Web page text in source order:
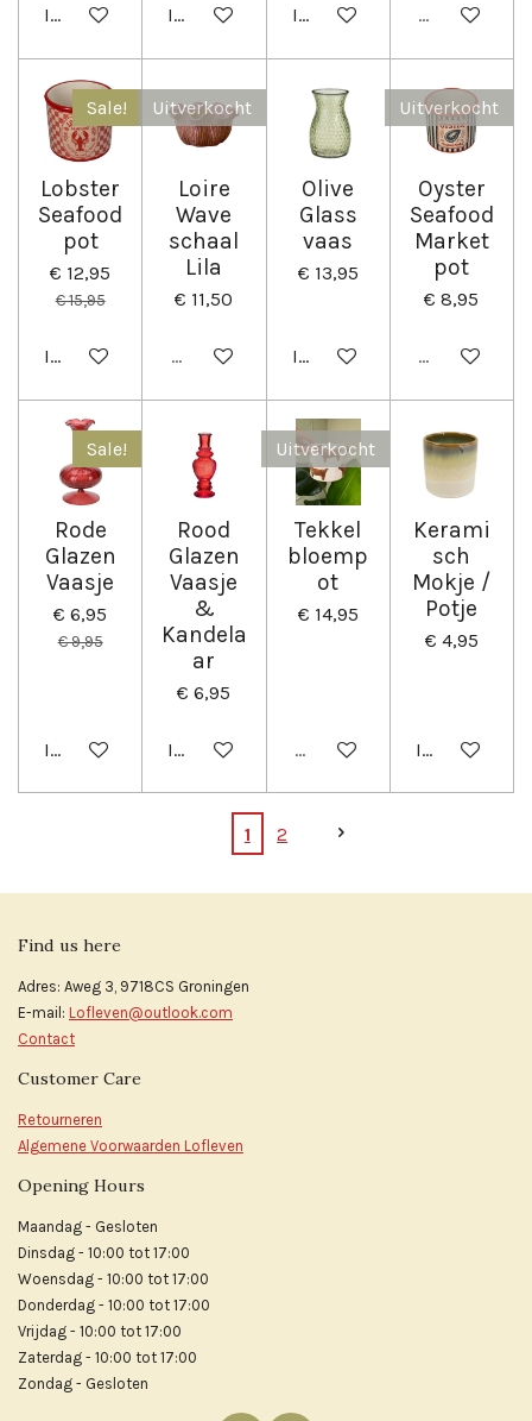
In winkelwagenIn winkelwagenIn winkelwagenUitverkocht
Sale!
Lobster
Seafood
pot
€ 12,95
€ 15,95
In winkelwagen
Uitverkocht
Loire
Wave
schaal
Lila
€ 11,50
Uitverkocht
Olive
Glass
vaas
€ 13,95
In winkelwagen
Uitverkocht
Oyster
Seafood
Market
pot
€ 8,95
Uitverkocht
Sale!
Rode
Glazen
Vaasje
€ 6,95
€ 9,95
In winkelwagen
Rood
Glazen
Vaasje
&
Kandela
ar
€ 6,95
In winkelwagen
Uitverkocht
Tekkel
bloemp
ot
€ 14,95
Uitverkocht
Kerami
sch
Mokje /
Potje
€ 4,95
In
1 2
Find us here
Adres: Aweg 3, 9718CS Groningen
E-mail: Lofleven@outlook.com
Contact
Customer Care
Retourneren
Algemene Voorwaarden Lofleven
Opening Hours
Maandag - Gesloten
Dinsdag - 10:00 tot 17:00
Woensdag - 10:00 tot 17:00
Donderdag - 10:00 tot 17:00
Vrijdag - 10:00 tot 17:00
Zaterdag - 10:00 tot 17:00
Zondag - Gesloten